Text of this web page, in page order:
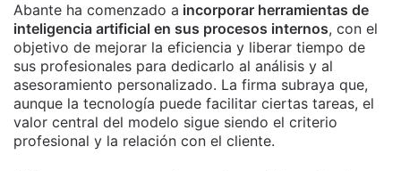
Abante ha comenzado a incorporar herramientas de
inteligencia artificial en sus procesos internos, con el
objetivo de mejorar la eficiencia y liberar tiempo de
sus profesionales para dedicarlo al análisis y al
asesoramiento personalizado. La firma subraya que,
aunque la tecnología puede facilitar ciertas tareas, el
valor central del modelo sigue siendo el criterio
profesional y la relación con el cliente.